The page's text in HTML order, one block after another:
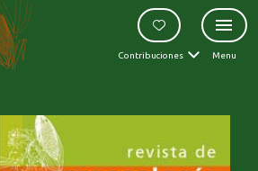
Contribuciones Menu